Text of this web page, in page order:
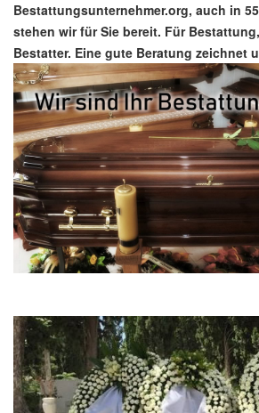
Bestattungsunternehmer.org, auch in
stehen wir für Sie bereit. Für
Bestatter. Eine gute Beratung zeichnet